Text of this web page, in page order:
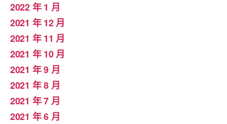
2022 年 1 月
2021 年 12 月
2021 年 11 月
2021 年 10 月
2021 年 9 月
2021 年 8 月
2021 年 7 月
2021 年 6 月